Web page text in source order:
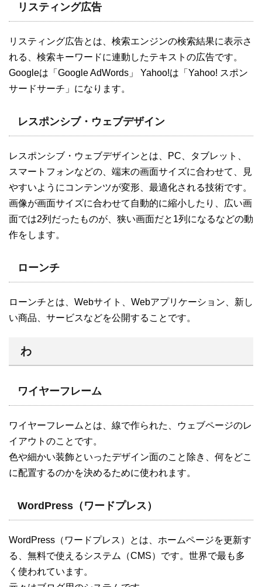
リスティング広告
リスティング広告とは、検索エンジンの検索結果に表示さ
れる、検索キーワードに連動したテキストの広告です。
Googleは「Google AdWords」 Yahoo!は「Yahoo! スポン
サードサーチ」になります。
レスポンシブ・ウェブデザイン
レスポンシブ・ウェブデザインとは、PC、タブレット、
スマートフォンなどの、端末の画面サイズに合わせて、見
やすいようにコンテンツが変形、最適化される技術です。
画像が画面サイズに合わせて自動的に縮小したり、広い画
面では2列だったものが、狭い画面だと1列になるなどの動
作をします。
ローンチ
ローンチとは、Webサイト、Webアプリケーション、新し
い商品、サービスなどを公開することです。
わ
ワイヤーフレーム
ワイヤーフレームとは、線で作られた、ウェブページのレ
イアウトのことです。
色や細かい装飾といったデザイン面のこと除き、何をどこ
に配置するのかを決めるために使われます。
WordPress（ワードプレス）
WordPress（ワードプレス）とは、ホームページを更新す
る、無料で使えるシステム（CMS）です。世界で最も多
く使われています。